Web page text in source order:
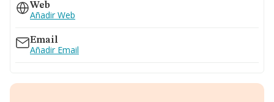
Web
Añadir Web
Email
Añadir Email